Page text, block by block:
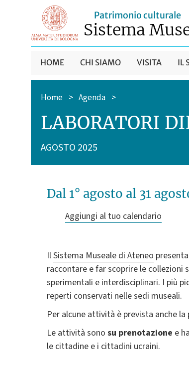
Patrimonio culturale
Sistema
HOME CHI SIAMO VISITA IL
Home > Agenda >
LABORATORI
AGOSTO 2025
Dal 1° agosto al 31
Aggiungi al tuo calendario
IlSistema Museale di Ateneo
raccontare e far scoprire le
sperimentali e interdisciplinari. I più
reperti conservati nelle sedi museali.
Per alcune attività è prevista anche
Le attività sono su prenotazione e
le cittadine e i cittadini ucraini.